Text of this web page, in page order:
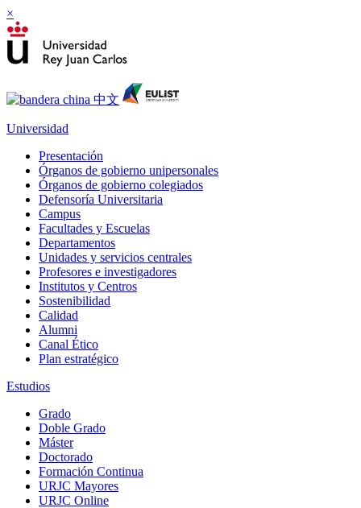
×
Universidad
Presentación
Órganos de gobierno unipersonales
Órganos de gobierno colegiados
Defensoría Universitaria
Campus
Facultades y Escuelas
Departamentos
Unidades y servicios centrales
Profesores e investigadores
Institutos y Centros
Sostenibilidad
Calidad
Alumni
Canal Ético
Plan estratégico
Estudios
Grado
Doble Grado
Máster
Doctorado
Formación Continua
URJC Mayores
URJC Online